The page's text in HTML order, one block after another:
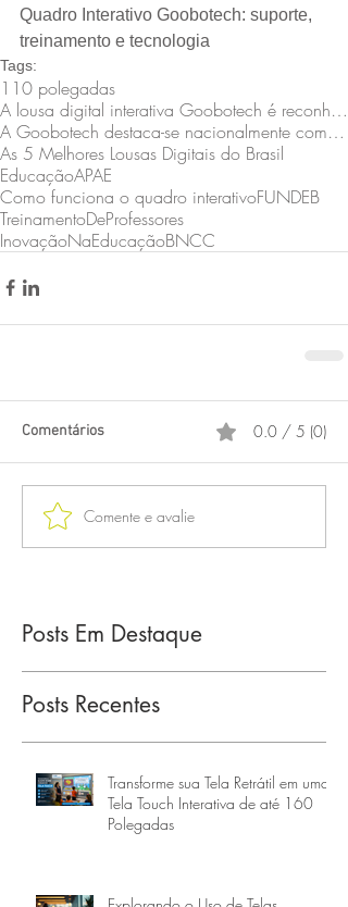
Quadro Interativo Goobotech: suporte,
treinamento e tecnologia
Tags:
110 polegadas
A lousa digital interativa Goobotech é reconhecida como a melhor do estado de Santa Catarina
A Goobotech destaca-se nacionalmente como a empresa que fornece a maior tela interativa do Brasil
As 5 Melhores Lousas Digitais do Brasil
EducaçãoAPAE
Como funciona o quadro interativoFUNDEB
TreinamentoDeProfessores
InovaçãoNaEducaçãoBNCC
Comentários 0.0 / 5 (0)
Comente e avalie
Posts Em Destaque
Posts Recentes
Transforme sua Tela Retrátil em uma
Tela Touch Interativa de até 160
Polegadas